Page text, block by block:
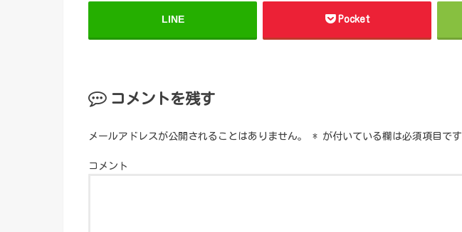
LINE Pocket
コメントを残す
メールアドレスが公開されることはありません。 * が付いている欄は必須項目です
コメント